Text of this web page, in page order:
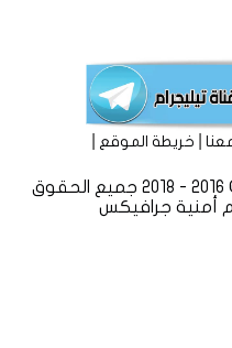
|خريطة الموقع
موقع ( لا ) الأخباري المستقل © 2016 - 2018 جميع الحقوق
أمنية جرافيكس